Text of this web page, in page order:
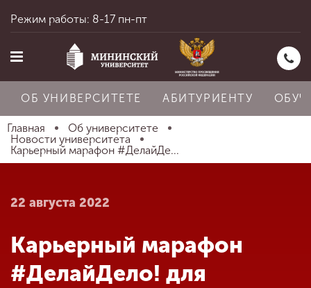
Главная
Абитуриенту
Режим работы: 8-17 пн-пт
ОБ УНИВЕРСИТЕТЕ АБИТУРИЕНТУ
Главная
Об университете
Новости университета
Карьерный марафон #ДелайДе...
22 августа 2022
Карьерный марафон
#ДелайДело! для